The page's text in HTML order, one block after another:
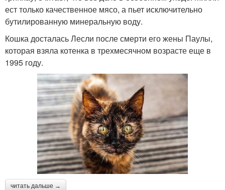
ест только качественное мясо, а пьет исключительно
бутилированную минеральную воду.
Кошка досталась Лесли после смерти его жены Паулы,
которая взяла котенка в трехмесячном возрасте еще в
1995 году.
читать дальше →